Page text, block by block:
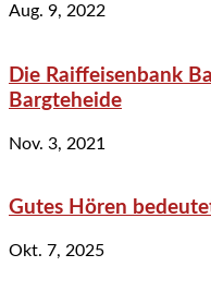
Aug. 9, 2022
Die Raiffeisenbank
Bargteheide
Nov. 3, 2021
Gutes Hören
Okt. 7, 2025